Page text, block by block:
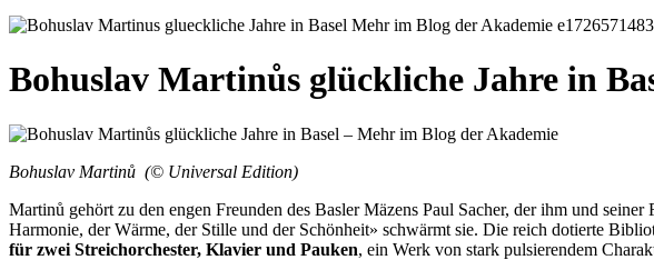
Bohuslav Martinůs glückliche Jahre in
Bohuslav Martinů (© Universal Edition)
Martinů gehört zu den engen Freunden des Basler Mäzens Paul Sacher, der ihm und
Harmonie, der Wärme, der Stille und der Schönheit» schwärmt sie. Die reich dotierte
für zwei Streichorchester, Klavier und Pauken, ein Werk von stark pulsierendem